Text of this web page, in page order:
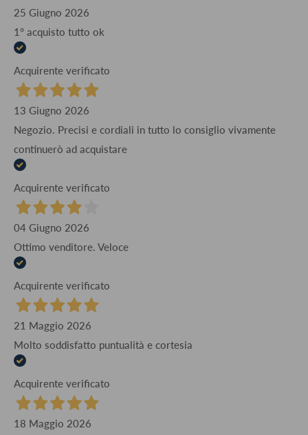
25 Giugno 2026
1° acquisto tutto ok
Acquirente verificato
13 Giugno 2026
Negozio. Precisi e cordiali in tutto lo consiglio vivamente
continuerò ad acquistare
Acquirente verificato
04 Giugno 2026
Ottimo venditore. Veloce
Acquirente verificato
21 Maggio 2026
Molto soddisfatto puntualità e cortesia
Acquirente verificato
18 Maggio 2026